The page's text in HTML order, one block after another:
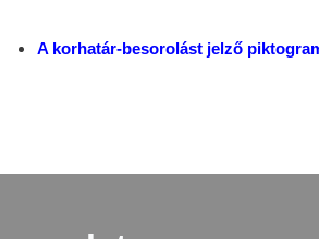
A korhatár-besorolást jelző